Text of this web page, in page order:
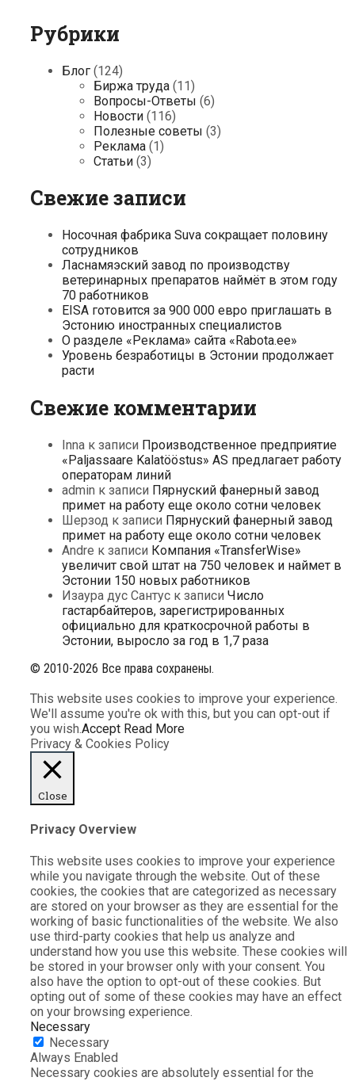
Рубрики
Блог (124)
Биржа труда (11)
Вопросы-Ответы (6)
Новости (116)
Полезные советы (3)
Реклама (1)
Статьи (3)
Свежие записи
Носочная фабрика Suva сокращает половину
сотрудников
Ласнамяэский завод по производству
ветеринарных препаратов наймёт в этом году
70 работников
EISA готовится за 900 000 евро приглашать в
Эстонию иностранных специалистов
О разделе «Реклама» сайта «Rabota.ee»
Уровень безработицы в Эстонии продолжает
расти
Свежие комментарии
Inna к записи Производственное предприятие
«Paljassaare Kalatööstus» AS предлагает работу
операторам линий
admin к записи Пярнуский фанерный завод
примет на работу еще около сотни человек
Шерзод к записи Пярнуский фанерный завод
примет на работу еще около сотни человек
Andre к записи Компания «TransferWise»
увеличит свой штат на 750 человек и наймет в
Эстонии 150 новых работников
Изаура дус Сантус к записи Число
гастарбайтеров, зарегистрированных
официально для краткосрочной работы в
Эстонии, выросло за год в 1,7 раза
© 2010-2026 Все права сохранены.
This website uses cookies to improve your experience.
We'll assume you're ok with this, but you can opt-out if
you wish.Accept Read More
Privacy & Cookies Policy
Close
Privacy Overview
This website uses cookies to improve your experience
while you navigate through the website. Out of these
cookies, the cookies that are categorized as necessary
are stored on your browser as they are essential for the
working of basic functionalities of the website. We also
use third-party cookies that help us analyze and
understand how you use this website. These cookies will
be stored in your browser only with your consent. You
also have the option to opt-out of these cookies. But
opting out of some of these cookies may have an effect
on your browsing experience.
Necessary
Necessary
Always Enabled
Necessary cookies are absolutely essential for the